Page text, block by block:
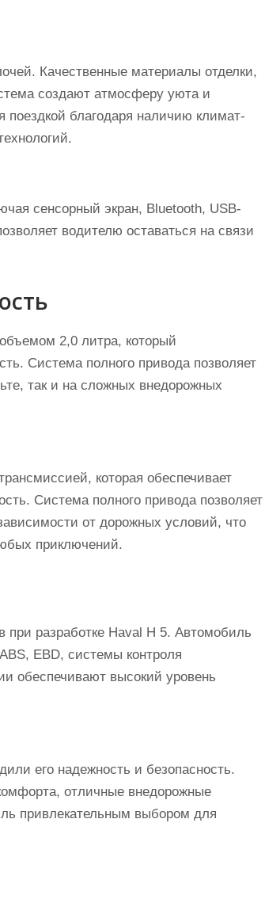
Качественные материалы отделки,
создают атмосферу уюта и
благодаря наличию климат-
сенсорный экран, Bluetooth, USB-
водителю оставаться на связи
2,0 литра, который
Система полного привода позволяет
так и на сложных внедорожных
которая обеспечивает
Система полного привода позволяет
от дорожных условий, что
приключений.
при разработке Haval Н 5. Автомобиль
EBD, системы контроля
обеспечивают высокий уровень
его надежность и безопасность.
отличные внедорожные
привлекательным выбором для